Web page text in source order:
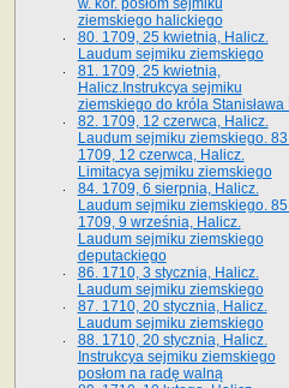
w. kor. posłom sejmiku
ziemskiego halickiego
80. 1709, 25 kwietnia, Halicz.
Laudum sejmiku ziemskiego
81. 1709, 25 kwietnia,
Halicz.Instrukcya sejmiku
ziemskiego do króla Stanisława I
82. 1709, 12 czerwca, Halicz.
Laudum sejmiku ziemskiego.
1709, 12 czerwca, Halicz.
Limitacya sejmiku ziemskiego
84. 1709, 6 sierpnia, Halicz.
Laudum sejmiku ziemskiego.
1709, 9 września, Halicz.
Laudum sejmiku ziemskiego
deputackiego
86. 1710, 3 stycznia, Halicz.
Laudum sejmiku ziemskiego
87. 1710, 20 stycznia, Halicz.
Laudum sejmiku ziemskiego
88. 1710, 20 stycznia, Halicz.
Instrukcya sejmiku ziemskiego
posłom na radę walną